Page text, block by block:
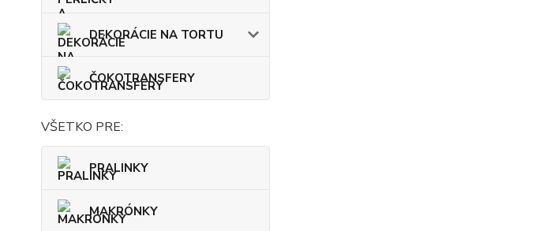
DEKORÁCIE NA TORTU
ČOKOTRANSFERY
VŠETKO PRE:
PRALINKY
MAKRÓNKY